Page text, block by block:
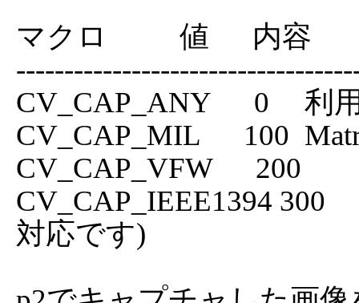
マクロ          値      内容
CV_CAP_ANY      0  	利用可能なデバイスすべて
CV_CAP_MIL      100	Matrox Imaging Library
CV_CAP_IEEE1394 300	IEEE1394(現バージョンでは未
対応です)